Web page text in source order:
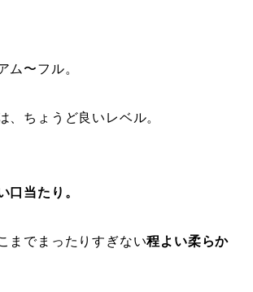
ム〜フル。
、ちょうど良いレベル。
口当たり。
までまったりすぎない程よい柔らか